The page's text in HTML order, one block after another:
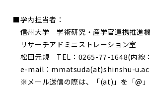
■学内担当者：
信州大学 学術研究・産学官連携推進
リサーチアドミニストレーション室
松田元規 TEL：0265-77-1648(内線
e-mail：mmatsuda(at)shinshu-
※メール送信の際は、「(at)」を「@」